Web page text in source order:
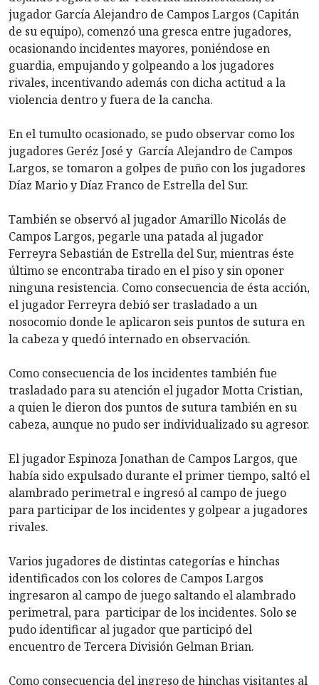
jugador García Alejandro de Campos Largos (Capitán
de su equipo), comenzó una gresca entre jugadores,
ocasionando incidentes mayores, poniéndose en
guardia, empujando y golpeando a los jugadores
rivales, incentivando además con dicha actitud a la
violencia dentro y fuera de la cancha.
En el tumulto ocasionado, se pudo observar como los
jugadores Geréz José y García Alejandro de Campos
Largos, se tomaron a golpes de puño con los jugadores
Díaz Mario y Díaz Franco de Estrella del Sur.
También se observó al jugador Amarillo Nicolás de
Campos Largos, pegarle una patada al jugador
Ferreyra Sebastián de Estrella del Sur, mientras éste
último se encontraba tirado en el piso y sin oponer
ninguna resistencia. Como consecuencia de ésta acción,
el jugador Ferreyra debió ser trasladado a un
nosocomio donde le aplicaron seis puntos de sutura en
la cabeza y quedó internado en observación.
Como consecuencia de los incidentes también fue
trasladado para su atención el jugador Motta Cristian,
a quien le dieron dos puntos de sutura también en su
cabeza, aunque no pudo ser individualizado su agresor.
El jugador Espinoza Jonathan de Campos Largos, que
había sido expulsado durante el primer tiempo, saltó el
alambrado perimetral e ingresó al campo de juego
para participar de los incidentes y golpear a jugadores
rivales.
Varios jugadores de distintas categorías e hinchas
identificados con los colores de Campos Largos
ingresaron al campo de juego saltando el alambrado
perimetral, para participar de los incidentes. Solo se
pudo identificar al jugador que participó del
encuentro de Tercera División Gelman Brian.
Como consecuencia del ingreso de hinchas visitantes al